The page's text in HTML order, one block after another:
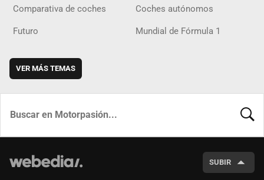
Comparativa de coches Coches autónomos
Futuro Mundial de Fórmula 1
VER MÁS TEMAS
SUBIR